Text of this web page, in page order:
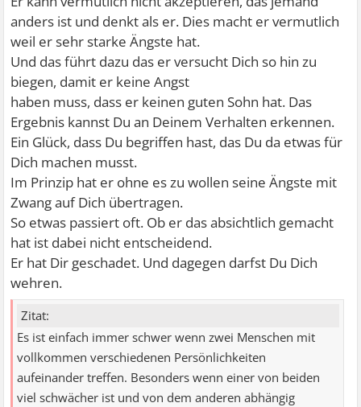
anders ist und denkt als er. Dies macht er vermutlich
weil er sehr starke Ängste hat.
Und das führt dazu das er versucht Dich so hin zu
biegen, damit er keine Angst
haben muss, dass er keinen guten Sohn hat. Das
Ergebnis kannst Du an Deinem Verhalten erkennen.
Ein Glück, dass Du begriffen hast, das Du da etwas für
Dich machen musst.
Im Prinzip hat er ohne es zu wollen seine Ängste mit
Zwang auf Dich übertragen.
So etwas passiert oft. Ob er das absichtlich gemacht
hat ist dabei nicht entscheidend.
Er hat Dir geschadet. Und dagegen darfst Du Dich
wehren.
Zitat:
Es ist einfach immer schwer wenn zwei Menschen mit
vollkommen verschiedenen Persönlichkeiten
aufeinander treffen. Besonders wenn einer von beiden
viel schwächer ist und von dem anderen abhängig